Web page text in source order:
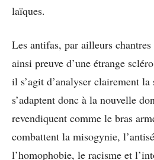
laïques.
Les antifas, par ailleurs
ainsi preuve d’une étrange
il s’agit d’analyser clairement
s’adaptent donc à la nouvelle
revendiquent comme le bras
combattent la misogynie,
l’homophobie, le racisme et